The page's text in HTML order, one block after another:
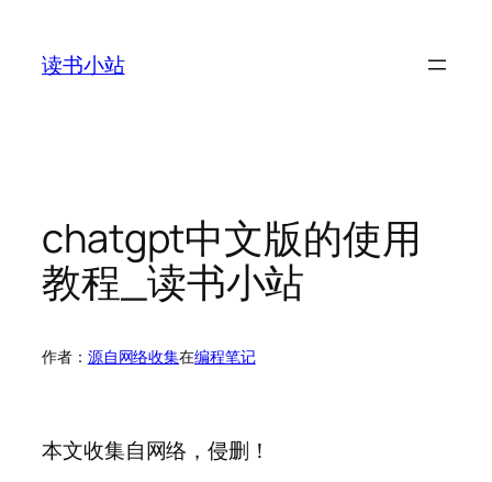
读书小站
chatgpt中文版的使用
教程_读书小站
作者： 源自网络收集在编程笔记
本文收集自网络，侵删！